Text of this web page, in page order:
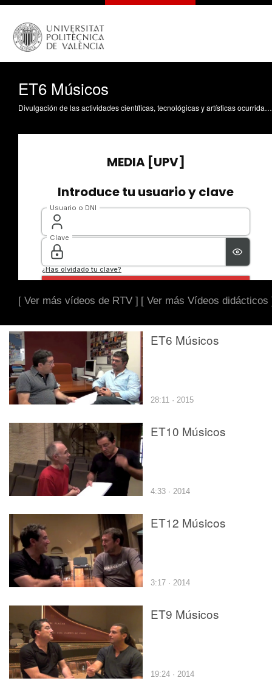
ET6 Músicos
Divulgación de las actividades científicas, tecnológicas y artísticas ocurridas en los tres campus de la UPV
[ Ver más vídeos de RTV ] [ Ver más Vídeos didácticos
ET6 Músicos
28:11 · 2015
ET10 Músicos
4:33 · 2014
ET12 Músicos
3:17 · 2014
ET9 Músicos
19:24 · 2014